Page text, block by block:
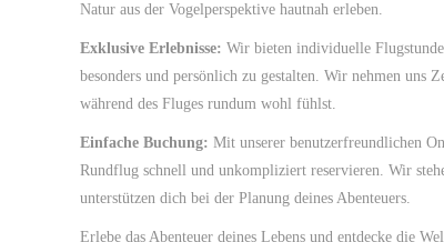
Natur aus der Vogelperspektive hautnah erleben.
Exklusive Erlebnisse: Wir bieten individuelle
besonders und persönlich zu gestalten. Wir nehmen uns
während des Fluges rundum wohl fühlst.
Einfache Buchung: Mit unserer benutzerfreundlichen
Rundflug schnell und unkompliziert reservieren. Wir
unterstützen dich bei der Planung deines Abenteuers.
Erlebe das Abenteuer deines Lebens und entdecke die